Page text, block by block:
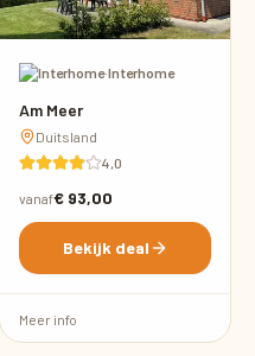
·Interhome
Am Meer
Duitsland
4,0
vanaf€ 93,00
Bekijk deal
Meer info